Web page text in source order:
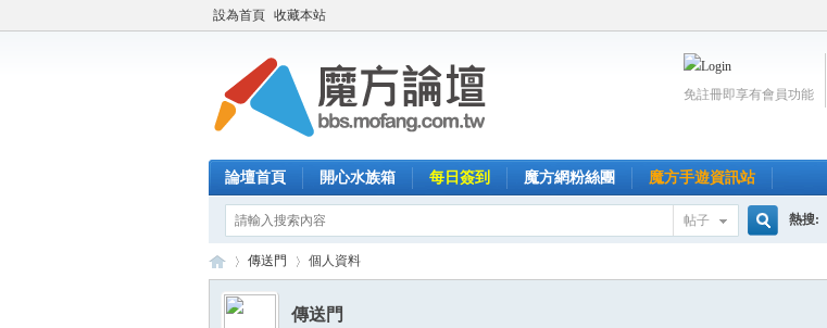
設為首頁 收藏本站
免註冊即享有會員功能
論壇首頁 開心水族箱 每日簽到 魔方網粉絲團 魔方手遊資訊站
帖子 熱搜:
傳送門 個人資料
傳送門